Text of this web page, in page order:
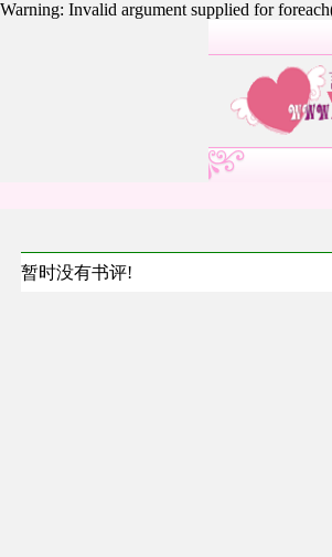
Warning: Invalid argument supplied for
暂时没有书评!